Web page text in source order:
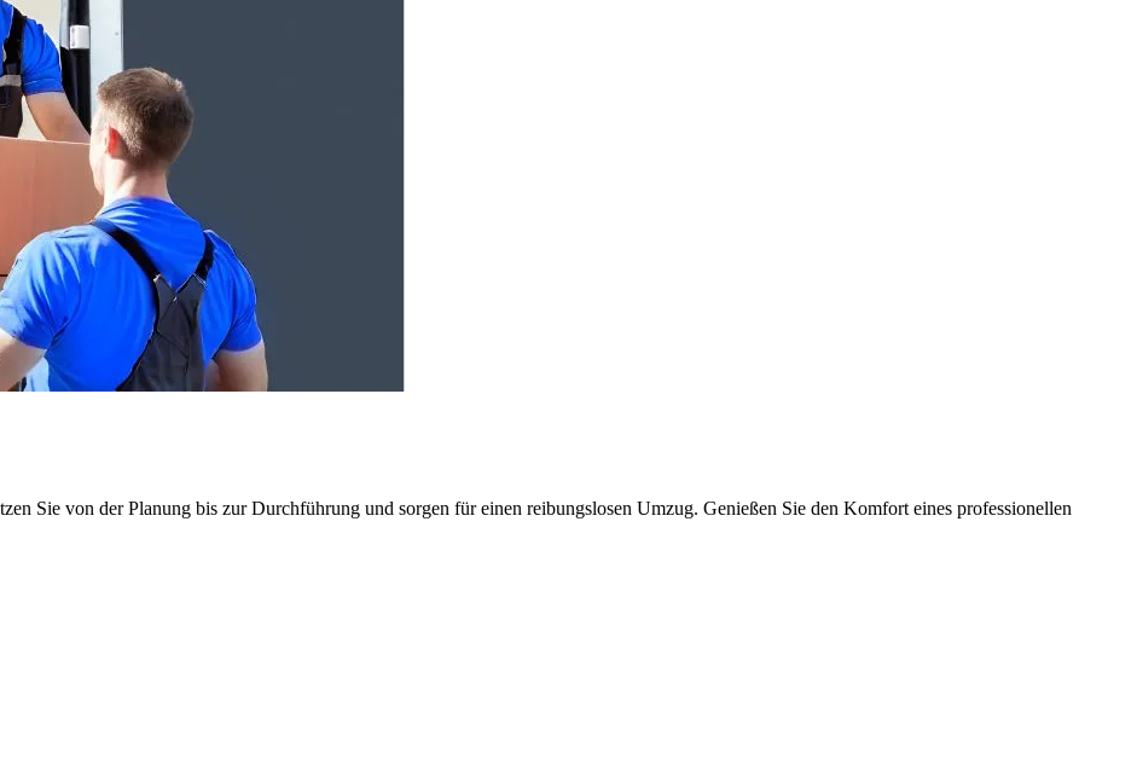
Sie von der Planung bis zur Durchführung und sorgen für einen reibungslosen Umzug. Genießen Sie den Komfort eines professionellen